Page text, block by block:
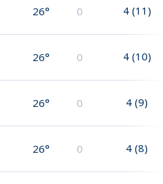
26° 0 4 (11)
26° 0 4 (10)
26° 0 4 (9)
26° 0 4 (8)